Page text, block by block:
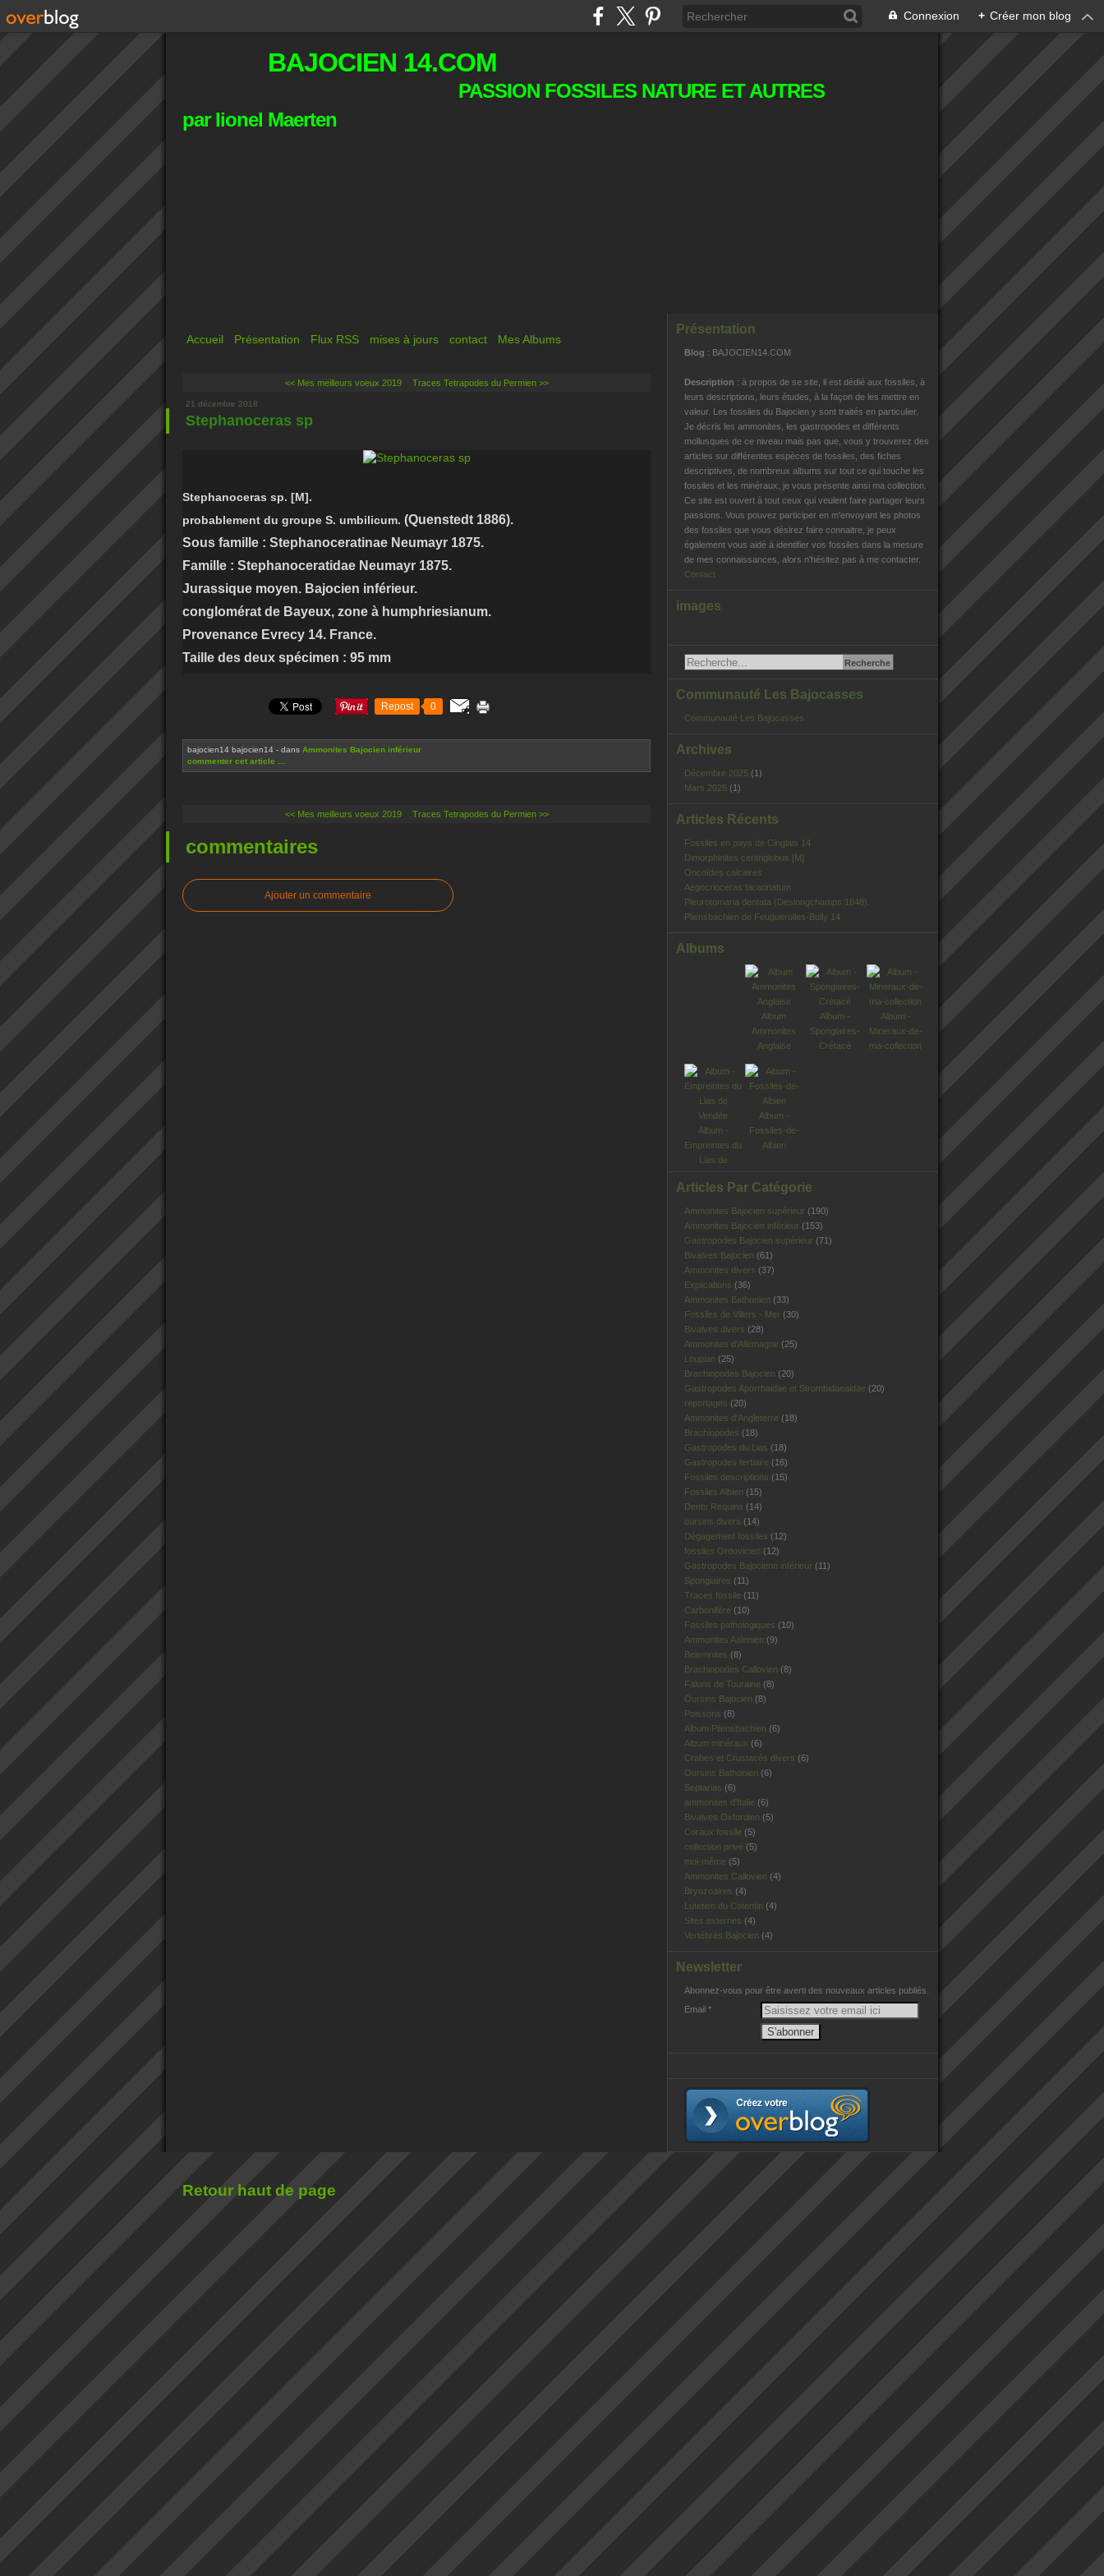
Connexion + Créer mon blog
BAJOCIEN 14.COM
PASSION FOSSILES NATURE ET AUTRES
par lionel Maerten
Accueil Présentation Flux RSS mises à jours contact Mes Albums
<< Mes meilleurs voeux 2019 Traces Tetrapodes du Permien >>
21 décembre 2018
Stephanoceras sp
Stephanoceras sp. [M].
probablement du groupe S. umbilicum. (Quenstedt 1886).
Sous famille : Stephanoceratinae Neumayr 1875.
Famille : Stephanoceratidae Neumayr 1875.
Jurassique moyen. Bajocien inférieur.
conglomérat de Bayeux, zone à humphriesianum.
Provenance Evrecy 14. France.
Taille des deux spécimen : 95 mm
Repost 0
bajocien14 bajocien14 - dans Ammonites Bajocien inférieur
commenter cet article
<< Mes meilleurs voeux 2019 Traces Tetrapodes du Permien >>
commentaires
Ajouter un commentaire
Présentation
Blog : BAJOCIEN14.COM
Description : à propos de se site, il est dédié aux fossiles, à
leurs descriptions, leurs études, à la façon de les mettre en
valeur. Les fossiles du Bajocien y sont traités en particulier.
Je décris les ammonites, les gastropodes et différents
mollusques de ce niveau mais pas que, vous y trouverez des
articles sur différentes espèces de fossiles, des fiches
descriptives, de nombreux albums sur tout ce qui touche les
fossiles et les minéraux, je vous présente ainsi ma collection.
Ce site est ouvert à tout ceux qui veulent faire partager leurs
passions. Vous pouvez participer en m'envoyant les photos
des fossiles que vous désirez faire connaitre, je peux
également vous aidé à identifier vos fossiles dans la mesure
de mes connaissances, alors n'hésitez pas à me contacter.
Contact
images
Communauté Les Bajocasses
Communauté Les Bajocasses
Archives
Décembre 2025 (1)
Mars 2025 (1)
Articles Récents
Fossiles en pays de Cinglais 14
Dimorphinites centriglobus [M]
Oncoïdes calcaires
Aegocrioceras bicarinatum
Pleurotomaria dentata (Deslongchamps,1848).
Pliensbachien de Feuguerolles-Bully 14
Albums
Album
Ammonites
Anglaise
Album -
Spongiaires-
Crétacé
Album -
Mineraux-de-
ma-collection
Album -
Empreintes du
Lias de
Album -
Fossiles-de-
Albien
Articles Par Catégorie
Ammonites Bajocien supérieur (190)
Ammonites Bajocien inférieur (153)
Gastropodes Bajocien supérieur (71)
Bivalves Bajocien (61)
Ammonites divers (37)
Explications (36)
Ammonites Bathonien (33)
Fossiles de Villers - Mer (30)
Bivalves divers (28)
Ammonites d'Allemagne (25)
Loupian (25)
Brachiopodes Bajocien (20)
Gastropodes Aporrhaidae et Strombidaeaidae (20)
reportages (20)
Ammonites d'Angleterre (18)
Brachiopodes (18)
Gastropodes du Lias (18)
Gastropodes tertiaire (16)
Fossiles descriptions (15)
Fossiles Albien (15)
Dents Requins (14)
oursins divers (14)
Dégagement fossiles (12)
fossiles Ordovicien (12)
Gastropodes Bajocienn inférieur (11)
Spongiaires (11)
Traces fossile (11)
Carbonifère (10)
Fossiles pathologiques (10)
Ammonites Aalenien (9)
Belemnites (8)
Brachiopodes Callovien (8)
Faluns de Touraine (8)
Oursins Bajocien (8)
Poissons (8)
Album Pliensbachien (6)
Album minéraux (6)
Crabes et Crustacés divers (6)
Oursins Bathonien (6)
Septarias (6)
ammonites d'Italie (6)
Bivalves Oxfordien (5)
Coraux fossile (5)
collection privé (5)
moi-même (5)
Ammonites Callovien (4)
Bryozoaires (4)
Lutetien du Cotentin (4)
Sites externes (4)
Vertébrés Bajocien (4)
Newsletter
Abonnez-vous pour être averti des nouveaux articles publiés.
Email
Retour haut de page